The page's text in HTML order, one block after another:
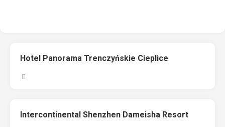
Hotel Panorama Trenczyńskie Cieplice
Intercontinental Shenzhen Dameisha Resort